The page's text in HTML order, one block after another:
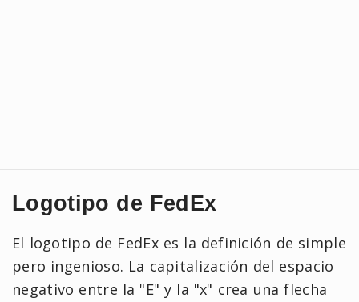
Logotipo de FedEx
El logotipo de FedEx es la definición de simple
pero ingenioso. La capitalización del espacio
negativo entre la "E" y la "x" crea una flecha